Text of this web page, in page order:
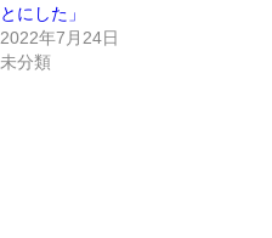
とにした」
2022年7月24日
未分類